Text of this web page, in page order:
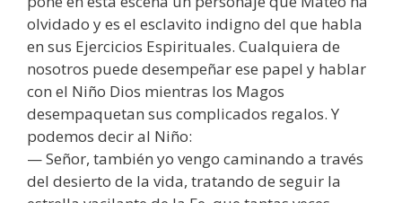
olvidado y es el esclavito indigno del que habla
en sus Ejercicios Espirituales. Cualquiera de
nosotros puede desempeñar ese papel y hablar
con el Niño Dios mientras los Magos
desempaquetan sus complicados regalos. Y
podemos decir al Niño:
— Señor, también yo vengo caminando a través
del desierto de la vida, tratando de seguir la